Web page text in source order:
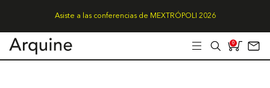
Asiste a las conferencias de MEXTRÓPOLI 2026
0